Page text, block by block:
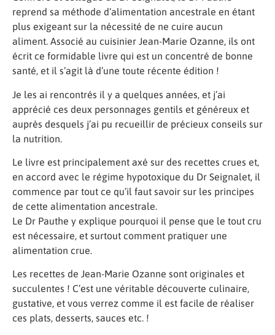
reprend sa méthode d’alimentation ancestrale en étant
plus exigeant sur la nécessité de ne cuire aucun
aliment. Associé au cuisinier Jean-Marie Ozanne, ils ont
écrit ce formidable livre qui est un concentré de bonne
santé, et il s’agit là d’une toute récente édition !
Je les ai rencontrés il y a quelques années, et j’ai
apprécié ces deux personnages gentils et généreux et
auprès desquels j’ai pu recueillir de précieux conseils sur
la nutrition.
Le livre est principalement axé sur des recettes crues et,
en accord avec le régime hypotoxique du Dr Seignalet, il
commence par tout ce qu’il faut savoir sur les principes
de cette alimentation ancestrale.
Le Dr Pauthe y explique pourquoi il pense que le tout cru
est nécessaire, et surtout comment pratiquer une
alimentation crue.
Les recettes de Jean-Marie Ozanne sont originales et
succulentes ! C’est une véritable découverte culinaire,
gustative, et vous verrez comme il est facile de réaliser
ces plats, desserts, sauces etc. !